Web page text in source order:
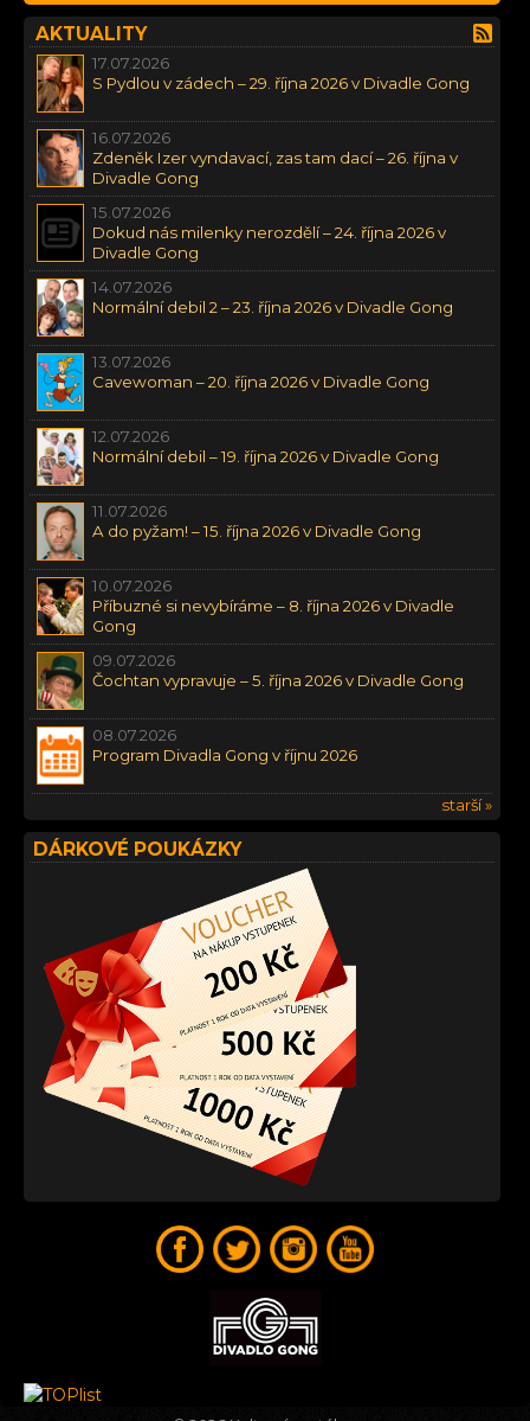
AKTUALITY
17.07.2026
S Pydlou v zádech – 29. října 2026 v Divadle Gong
16.07.2026
Zdeněk Izer vyndavací, zas tam dací – 26. října v
Divadle Gong
15.07.2026
Dokud nás milenky nerozdělí – 24. října 2026 v
Divadle Gong
14.07.2026
Normální debil 2 – 23. října 2026 v Divadle Gong
13.07.2026
Cavewoman – 20. října 2026 v Divadle Gong
12.07.2026
Normální debil – 19. října 2026 v Divadle Gong
11.07.2026
A do pyžam! – 15. října 2026 v Divadle Gong
10.07.2026
Příbuzné si nevybíráme – 8. října 2026 v Divadle
Gong
09.07.2026
Čochtan vypravuje – 5. října 2026 v Divadle Gong
08.07.2026
Program Divadla Gong v říjnu 2026
starší »
DÁRKOVÉ POUKÁZKY